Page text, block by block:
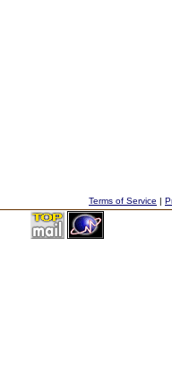
Terms of Service |